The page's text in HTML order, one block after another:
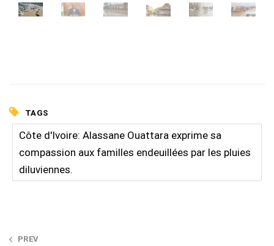
TAGS
Côte d'Ivoire: Alassane Ouattara exprime sa
compassion aux familles endeuillées par les pluies
diluviennes.
Post
PREV